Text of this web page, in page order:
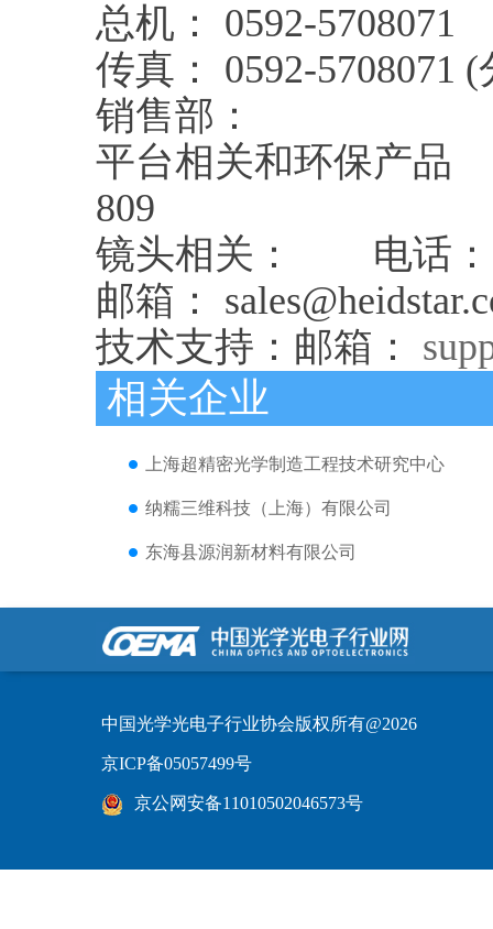
总机： 0592-5708071
传真： 0592-5708071 (
销售部：
平台相关和环保产品
809
镜头相关： 电话：
邮箱：
技术支持：邮箱：
相关企业
上海超精密光学制造工程技术研究中心
纳糯三维科技（上海）有限公司
东海县源润新材料有限公司
中国光学光电子行业协会版权所有@2026
京ICP备05057499号
京公网安备11010502046573号